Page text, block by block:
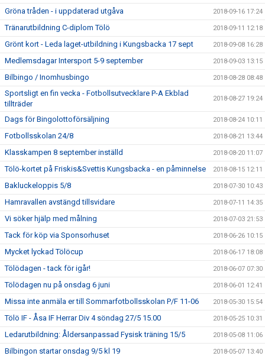
Gröna tråden - i uppdaterad utgåva 2018-09-16 17:24
Tränarutbildning C-diplom Tölö 2018-09-11 12:18
Grönt kort - Leda laget-utbildning i Kungsbacka 17 sept 2018-09-08 16:28
Medlemsdagar Intersport 5-9 september 2018-09-03 13:15
Bilbingo / Inomhusbingo 2018-08-28 08:48
Sportsligt en fin vecka - Fotbollsutvecklare P-A Ekblad
tillträder
2018-08-27 19:24
Dags för Bingolottoförsäljning 2018-08-24 10:11
Fotbollsskolan 24/8 2018-08-21 13:44
Klasskampen 8 september inställd 2018-08-20 11:07
Tölö-kortet på Friskis&Svettis Kungsbacka - en påminnelse 2018-08-15 12:11
Bakluckeloppis 5/8 2018-07-30 10:43
Hamravallen avstängd tillsvidare 2018-07-11 14:35
Vi söker hjälp med målning 2018-07-03 21:53
Tack för köp via Sponsorhuset 2018-06-26 10:15
Mycket lyckad Tölöcup 2018-06-17 18:08
Tölödagen - tack för igår! 2018-06-07 07:30
Tölödagen nu på onsdag 6 juni 2018-06-01 12:41
Missa inte anmäla er till Sommarfotbollsskolan P/F 11-06 2018-05-30 15:54
Tölö IF - Åsa IF Herrar Div 4 söndag 27/5 15.00 2018-05-25 10:31
Ledarutbildning: Åldersanpassad Fysisk träning 15/5 2018-05-08 11:06
Bilbingon startar onsdag 9/5 kl 19 2018-05-07 13:40